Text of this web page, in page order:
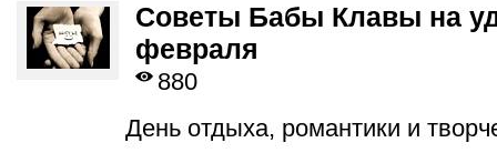
Советы Бабы Клавы на
февраля
880
День отдыха, романтики и